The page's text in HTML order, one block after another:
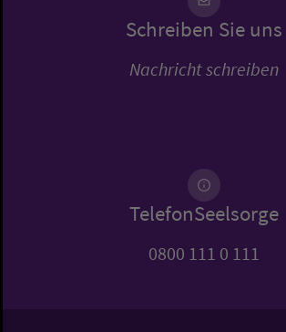
Schreiben Sie uns
Nachricht schreiben
TelefonSeelsorge
0800 111 0 111